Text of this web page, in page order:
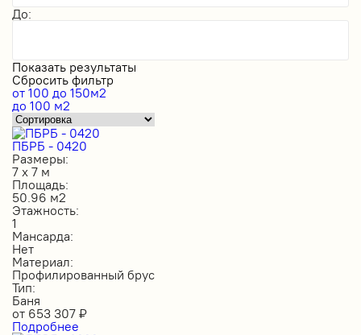
До:
Показать результаты
Сбросить фильтр
от 100 до 150м2
до 100 м2
ПБРБ - 0420
Размеры:
7 х 7 м
Площадь:
50.96 м2
Этажность:
1
Мансарда:
Нет
Материал:
Профилированный брус
Тип:
Баня
от 653 307 ₽
Подробнее